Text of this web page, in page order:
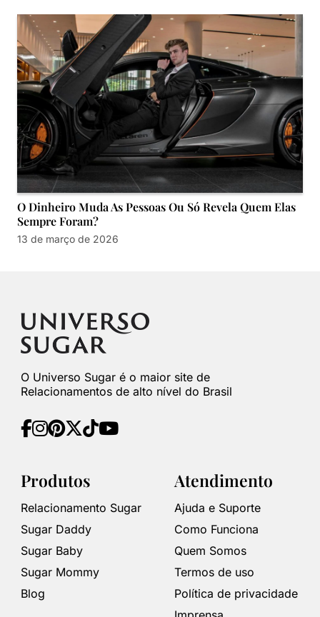
O Dinheiro Muda As Pessoas Ou Só Revela Quem Elas
Sempre Foram?
13 de março de 2026
O Universo Sugar é o maior site de
Relacionamentos de alto nível do Brasil
Produtos
Relacionamento Sugar
Sugar Daddy
Sugar Baby
Sugar Mommy
Blog
Atendimento
Ajuda e Suporte
Como Funciona
Quem Somos
Termos de uso
Política de privacidade